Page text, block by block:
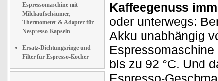
Espressomaschine mit
Milchaufschäumer,
Thermometer & Adapter für
Nespresso-Kapseln
Ersatz-Dichtungsringe und
Filter für Espresso-Kocher
Kaffeegenuss
oder unterwegs:
Akku unabhängig
bis zu 92 °C. Und
Espresso-